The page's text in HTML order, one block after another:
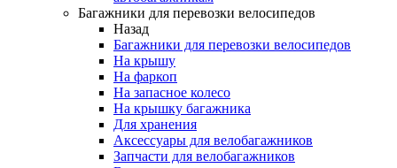
Багажники для перевозки велосипедов
Назад
Багажники для перевозки велосипедов
На крышу
На фаркоп
На запасное колесо
На крышку багажника
Для хранения
Аксессуары для велобагажников
Запчасти для велобагажников